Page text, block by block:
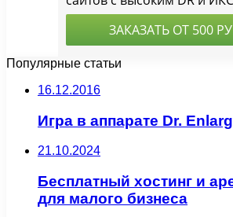
Популярные статьи
16.12.2016
Игра в аппарате Dr.
21.10.2024
Бесплатный хостинг и
для малого бизнеса